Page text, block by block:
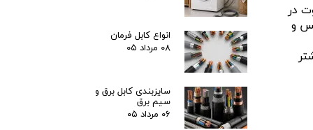
در
و
انواع کابل فرمان
۰۸ مرداد ۰۵
سایزبندی کابل برق و
سیم برق
۰۶ مرداد ۰۵